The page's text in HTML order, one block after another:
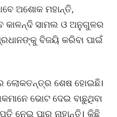
ଅଶୋକ ମହାନ୍ତି,
କାଳନ୍ଦି ସାମଲ ଓ ଅନୁଗୁଳର
ବିଜୟି କରିବା ପାଇଁ
ଲୋକତନ୍ତ୍ର ଶେଷ ହୋଇଛି।
ଭୋଟ ଦେଇ ବାଛୁଥିବା
ନେଇ ପାରୁ ନାହାନ୍ତି। କିଛି